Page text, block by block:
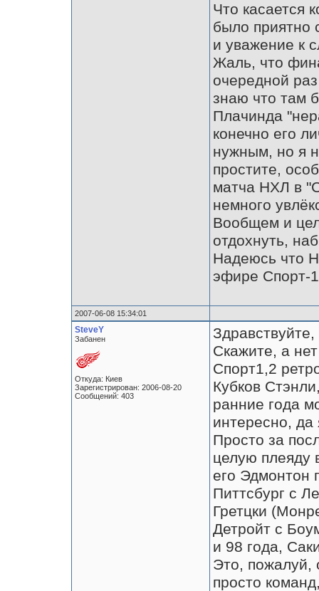
Что касается
было приятно
и уважение к
Жаль, что
очередной
знаю что там
Плачинда
конечно его
нужным, но я
простите,
матча НХЛ в
немного
Вообщем и
отдохнуть,
Надеюсь что
эфире Спорт-
2007-06-08 15:34:01
SteveY
Забанен
Откуда: Киев
Зарегистрирован: 2006-08-20
Сообщений: 403
Скажите, а
Спорт1,2
Кубков
ранние года
интересно, да
Просто за
целую плеяду
его Эдмонтон
Питтсбург с
Гретцки
Детройт с
и 98 года,
Это, пожалуй,
просто